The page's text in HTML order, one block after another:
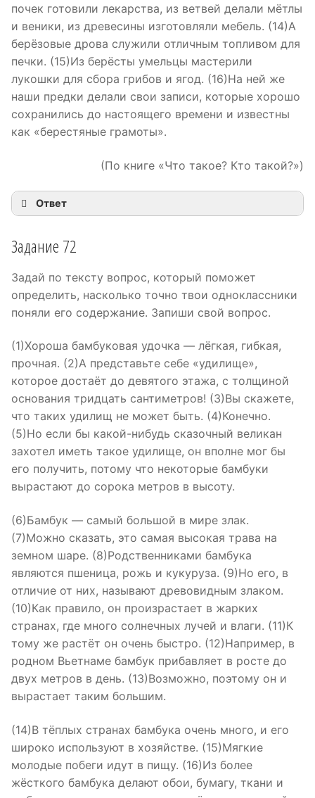
почек готовили лекарства, из ветвей делали мётлы
и веники, из древесины изготовляли мебель. (14)А
берёзовые дрова служили отличным топливом для
печки. (15)Из берёсты умельцы мастерили
лукошки для сбора грибов и ягод. (16)На ней же
наши предки делали свои записи, которые хорошо
сохранились до настоящего времени и известны
как «берестяные грамоты».
(По книге «Что такое? Кто такой?»)
Ответ
Задание 72
Задай по тексту вопрос, который поможет
определить, насколько точно твои одноклассники
поняли его содержание. Запиши свой вопрос.
(1)Хороша бамбуковая удочка — лёгкая, гибкая,
прочная. (2)А представьте себе «удилище»,
которое достаёт до девятого этажа, с толщиной
основания тридцать сантиметров! (3)Вы скажете,
что таких удилищ не может быть. (4)Конечно.
(5)Но если бы какой-нибудь сказочный великан
захотел иметь такое удилище, он вполне мог бы
его получить, потому что некоторые бамбуки
вырастают до сорока метров в высоту.
(6)Бамбук — самый большой в мире злак.
(7)Можно сказать, это самая высокая трава на
земном шаре. (8)Родственниками бамбука
являются пшеница, рожь и кукуруза. (9)Но его, в
отличие от них, называют древовидным злаком.
(10)Как правило, он произрастает в жарких
странах, где много солнечных лучей и влаги. (11)К
тому же растёт он очень быстро. (12)Например, в
родном Вьетнаме бамбук прибавляет в росте до
двух метров в день. (13)Возможно, поэтому он и
вырастает таким большим.
(14)В тёплых странах бамбука очень много, и его
широко используют в хозяйстве. (15)Мягкие
молодые побеги идут в пищу. (16)Из более
жёсткого бамбука делают обои, бумагу, ткани и